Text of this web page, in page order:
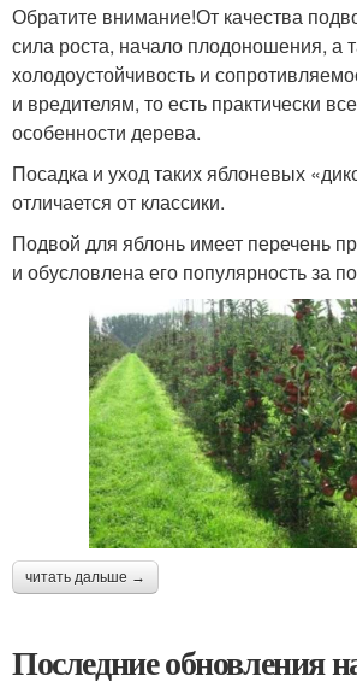
Обратите внимание!От качества
сила роста, начало плодоношения, а
холодоустойчивость и
и вредителям, то есть практически
особенности дерева.
Посадка и уход таких яблоневых
отличается от классики.
Подвой для яблонь имеет перечень
и обусловлена его популярность за
читать дальше →
Последние обновления